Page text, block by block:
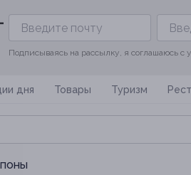
Подписываясь на рассылку, я соглашаюсь с
дня Товары Туризм